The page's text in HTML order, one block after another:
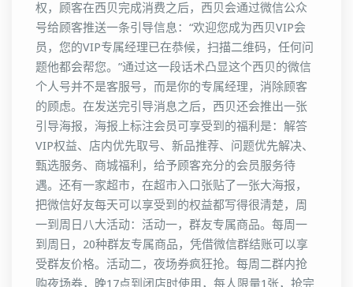
权，顾客在西贝完成消费之后，西贝会通过微信公众
号给顾客推送一条引导信息：“欢迎您成为西贝VIP会
员，您的VIP专属经理已在恭候，扫描二维码，任何问
题他都会帮您。”通过这一段话术凸显这个西贝的微信
个人号并不是客服号，而是你的专属经理，消除顾客
的顾虑。在发送完引导消息之后，西贝还会推出一张
引导海报，海报上标注会员可享受到的福利是：解答
VIP权益、店内优先取号、新品推荐、问题优先解决、
甄选服务、商城福利，给予顾客充分的会员服务待
遇。还有一家超市，在超市入口张贴了一张大海报，
把微信好友每天可以享受到的权益都写得很清楚，周
一到周日八大活动：活动一，群友专属商品。每周一
到周日，20种群友专属商品，凭借微信群结账可以享
受群友价格。活动二，夜场券疯狂抢。每周二群内抢
购夜场券，晚17点到闭店时使用，每人限量1张，抢完